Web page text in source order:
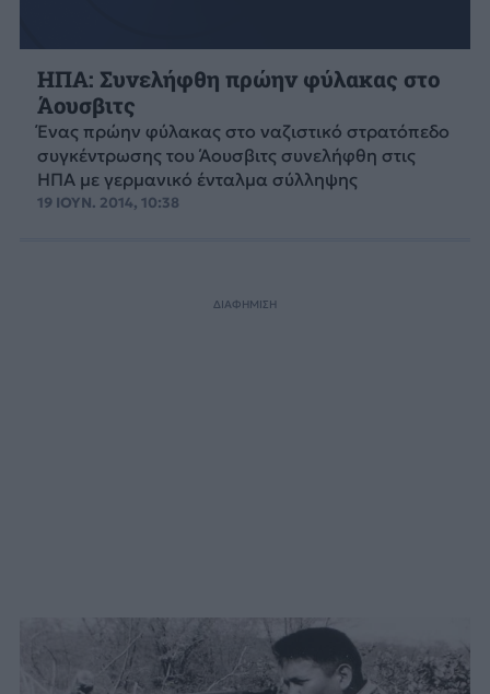
ΗΠΑ: Συνελήφθη πρώην φύλακας στο
Άουσβιτς
Ένας πρώην φύλακας στο ναζιστικό στρατόπεδο
συγκέντρωσης του Άουσβιτς συνελήφθη στις
ΗΠΑ με γερμανικό ένταλμα σύλληψης
19 ΙΟΥΝ. 2014, 10:38
ΔΙΑΦΗΜΙΣΗ